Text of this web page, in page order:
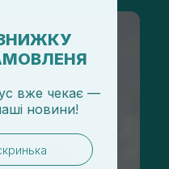
вже чекає —
новини!